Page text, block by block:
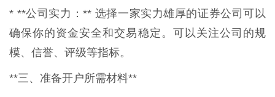
* **公司实力：** 选择一家实力雄厚的证券公司可以
确保你的资金安全和交易稳定。可以关注公司的规
模、信誉、评级等指标。
**三、准备开户所需材料**